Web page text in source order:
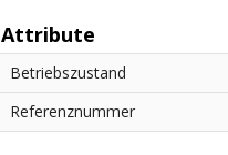
Attribute
Betriebszustand
Referenznummer